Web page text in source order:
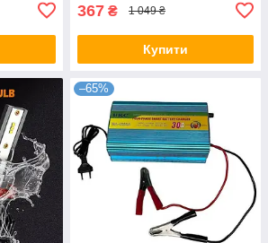
367 ₴ 1 049 ₴
Купити
–65%